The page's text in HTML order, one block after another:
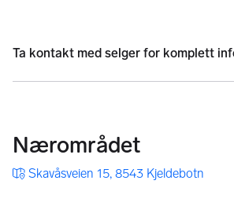
Ta kontakt med selger for komplett
Nærområdet
Skavåsveien 15, 8543 Kjeldebotn